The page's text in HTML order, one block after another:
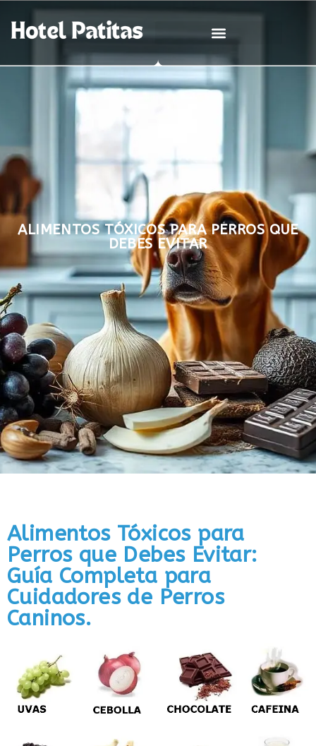
ALIMENTOS TÓXICOS PARA PERROS QUE
DEBES EVITAR
Alimentos Tóxicos para
Perros que Debes Evitar:
Guía Completa para
Cuidadores de Perros
Caninos.